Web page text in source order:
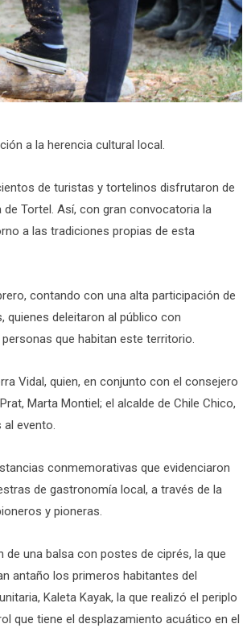
a la herencia cultural local.
de turistas y tortelinos disfrutaron de
Tortel. Así, con gran convocatoria la
a las tradiciones propias de esta
contando con una alta participación de
quienes deleitaron al público con
que habitan este territorio.
Vidal, quien, en conjunto con el consejero
Marta Montiel; el alcalde de Chile Chico,
al evento.
conmemorativas que evidenciaron
de gastronomía local, a través de la
y pioneras.
una balsa con postes de ciprés, la que
antaño los primeros habitantes del
Kaleta Kayak, la que realizó el periplo
que tiene el desplazamiento acuático en el